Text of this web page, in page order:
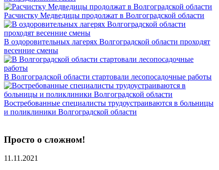
Расчистку Медведицы продолжат в Волгоградской области
В оздоровительных лагерях Волгоградской области проходят
весенние смены
В Волгоградской области стартовали лесопосадочные работы
Востребованные специалисты трудоустраиваются в больницы
и поликлиники Волгоградской области
Просто о сложном!
11.11.2021